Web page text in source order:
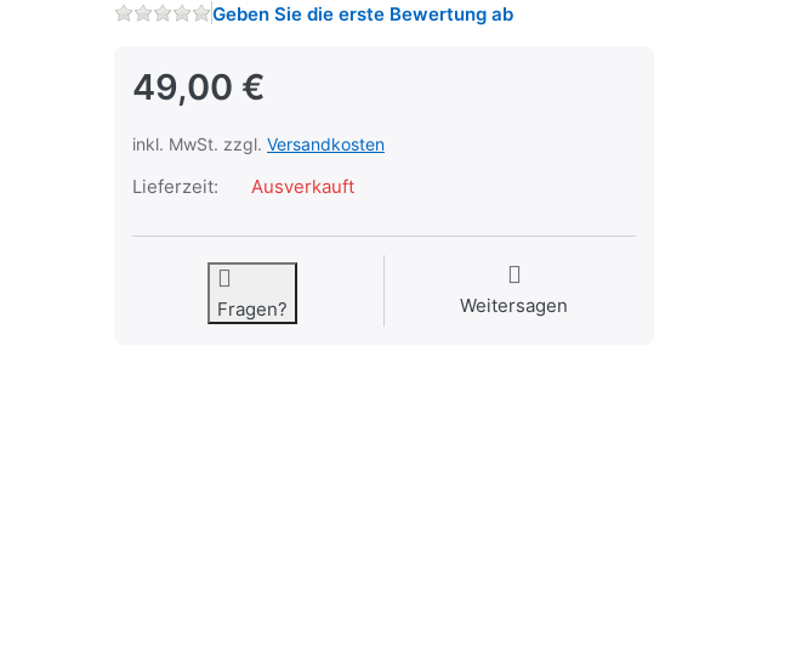
Geben Sie die erste Bewertung ab
49,00 €
inkl. MwSt. zzgl. Versandkosten
Lieferzeit: Ausverkauft
Fragen? Weitersagen